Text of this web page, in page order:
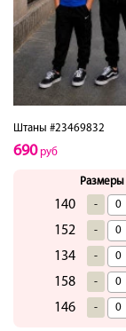
Штаны #23469832
690руб
Размеры
140 -
152 -
134 -
158 -
146 -